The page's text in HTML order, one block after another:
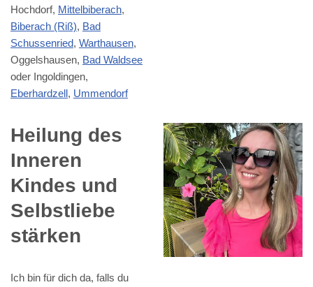
Hochdorf, Mittelbiberach,
Biberach (Riß), Bad
Schussenried, Warthausen,
Oggelshausen, Bad Waldsee
oder Ingoldingen,
Eberhardzell, Ummendorf
Heilung des
Inneren
Kindes und
Selbstliebe
stärken
Ich bin für dich da, falls du